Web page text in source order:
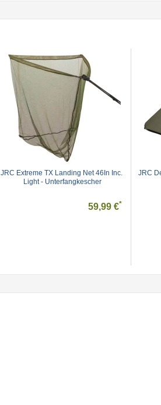
JRC Extreme TX Landing Net 46In Inc.
Light - Unterfangkescher
59,99 €*
JRC